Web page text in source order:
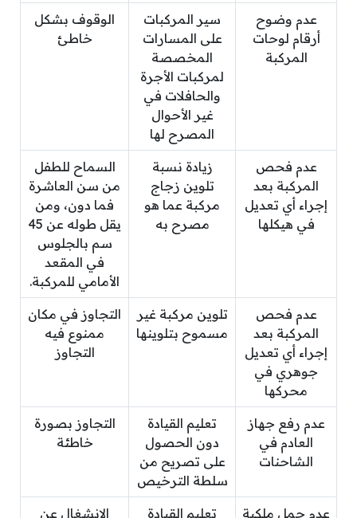
عدم وضوح
أرقام لوحات
المركبة
سير المركبات
على المسارات
المخصصة
لمركبات الأجرة
والحافلات في
غير الأحوال
المصرح لها
الوقوف بشكل
خاطئ
عدم فحص
المركبة بعد
إجراء أي تعديل
في هيكلها
زيادة نسبة
تلوين زجاج
مركبة عما هو
مصرح به
السماح للطفل
من سن العاشرة
فما دون، ومن
يقل طوله عن 45
سم بالجلوس
في المقعد
الأمامي للمركبة.
عدم فحص
المركبة بعد
إجراء أي تعديل
جوهري في
محركها
تلوين مركبة غير
مسموح بتلوينها
التجاوز في مكان
ممنوع فيه
التجاوز
عدم رفع جهاز
العادم في
الشاحنات
تعليم القيادة
دون الحصول
على تصريح من
سلطة الترخيص
التجاوز بصورة
خاطئة
عدم حمل ملكية
تعليم القيادة
الانشغال عن